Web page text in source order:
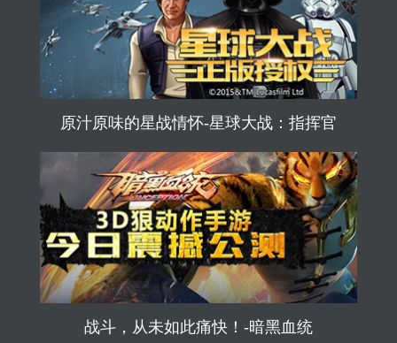
原汁原味的星战情怀-星球大战：指挥官
战斗，从未如此痛快！-暗黑血统